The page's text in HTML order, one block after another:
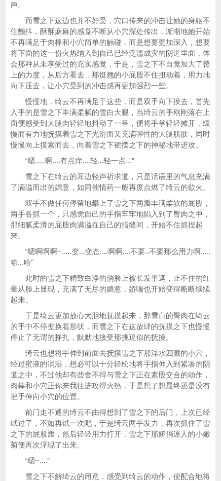
声。
而雪之下这边也并不好受，穴口传来的冲击让她的身躯不
住颤抖，酥酥麻麻的感觉不断从小穴深处传出，渐渐地她开始
不再满足于肉棒和小穴简单的触碰，而是想要更加深入，想要
将下面的这一份火热纳入到自己已经泛滥成灾的阴道里面，体
会那种从未享受过的充实感觉，于是，雪之下不自觉加大了臀
上的力度，从后方看去，那挺翘的小屁股不住扭动着，用力地
向下压去，让小穴受到的冲击感再更加强烈一些。
慢慢地，绮云不再满足于这些，而是双手向下摸去，首先
入手的是雪之下丰满柔腻的雪白大腿，当绮云的手刚刚落在上
面便感受到大腿肉轻轻地抖动了一番，便将手掌轻轻摊开，缓
慢而有力地抚摸着雪之下光滑而又充满弹性的大腿肌肤，同时
慢慢向上摸索而去，向着雪之下裙摆之下的神秘地带进攻。
“嗯.....啊....有点痒....轻...轻一点...”
雪之下在绮云的耳边轻声祈求道，只是话语里的气息充满
了满溢而出的媚意，如同催情药一般再度点燃了绮云的欲火。
双手不做任何停留地攀上了雪之下两瓣丰满柔软的屁股，
两手各抓一个，只感觉自己的手指牢牢地陷入到了臀肉之中，
那细腻柔滑的屁股肉满溢在自己的指缝间，开始不住抓捏起
来。
“嗯啊啊啊~.....变...变态....啊啊....不要..不要那么用力啊.....
哈...哈”
此时的雪之下精致白净的俏脸上被长发半遮，止不住的红
晕从脸上显现，充满了无尽的媚意，娇喘也开始变得断断续续
起来。
于是绮云更加放心大胆地抚摸起来，那雪白的臀肉在绮云
的手中不停变换着形状，而雪之下在这放肆的抚摸之下也慢慢
停止了无谓的挣扎，默默地接受那挑逗似的抚摸。
绮云也想将手伸到前面去抚摸雪之下那淫水四溅的小穴，
经过蜜液的润湿，想必可以十分轻松地将手指伸入到紧凑的阴
道之中，不过他却有些舍不得与雪之下正在素股交合的动作，
肉棒和小穴正你来我往进攻得火热，于是想了想最终还是没有
把手伸向小穴的位置。
前门走不通的绮云不由得想到了雪之下的后门，上次已经
试过了，不如再试一次吧，于是绮云两手发力，再次抓住了雪
之下的屁股瓣，然后轻轻用力打开，雪之下那娇俏迷人的小嫩
菊便再次浮现了出来。
“嗯~....”
雪之下不解绮云的用意，感受到绮云的动作，便配合地将